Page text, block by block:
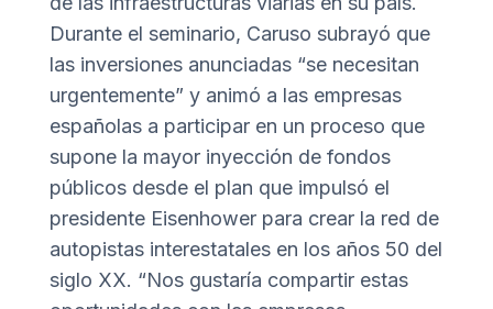
Durante el seminario, Caruso subrayó que
las inversiones anunciadas “se necesitan
urgentemente” y animó a las empresas
españolas a participar en un proceso que
supone la mayor inyección de fondos
públicos desde el plan que impulsó el
presidente Eisenhower para crear la red de
autopistas interestatales en los años 50 del
siglo XX. “Nos gustaría compartir estas